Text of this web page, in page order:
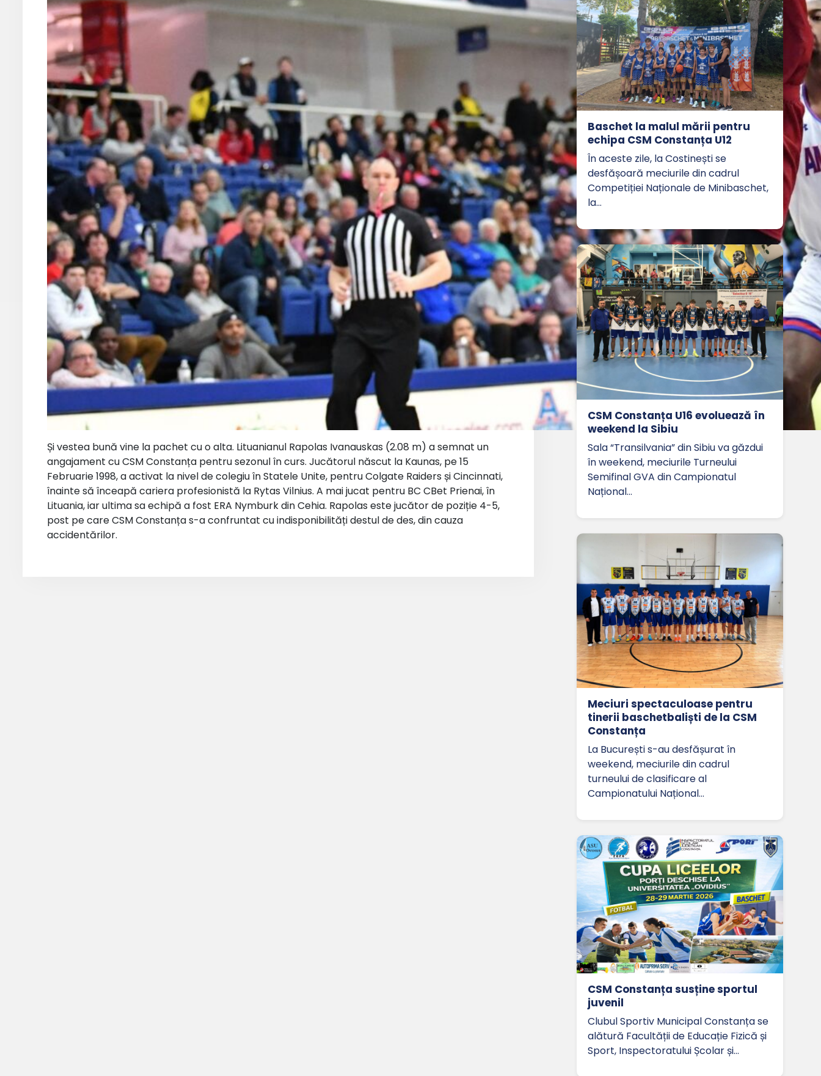
Și vestea bună vine la pachet cu o alta. Lituanianul Rapolas Ivanauskas (2.08 m) a semnat un
angajament cu CSM Constanța pentru sezonul în curs. Jucătorul născut la Kaunas, pe 15
Februarie 1998, a activat la nivel de colegiu în Statele Unite, pentru Colgate Raiders și Cincinnati,
înainte să înceapă cariera profesionistă la Rytas Vilnius. A mai jucat pentru BC CBet Prienai, în
Lituania, iar ultima sa echipă a fost ERA Nymburk din Cehia. Rapolas este jucător de poziție 4-5,
post pe care CSM Constanța s-a confruntat cu indisponibilități destul de des, din cauza
accidentărilor.
Baschet la malul mării pentru
echipa CSM Constanța U12
În aceste zile, la Costinești se
desfășoară meciurile din cadrul
Competiției Naționale de Minibaschet,
la…
CSM Constanța U16 evoluează în
weekend la Sibiu
Sala “Transilvania” din Sibiu va găzdui
în weekend, meciurile Turneului
Semifinal GVA din Campionatul
Național…
Meciuri spectaculoase pentru
tinerii baschetbaliști de la CSM
Constanța
La București s-au desfășurat în
weekend, meciurile din cadrul
turneului de clasificare al
Campionatului Național…
CSM Constanța susține sportul
juvenil
Clubul Sportiv Municipal Constanța se
alătură Facultății de Educație Fizică și
Sport, Inspectoratului Școlar și…